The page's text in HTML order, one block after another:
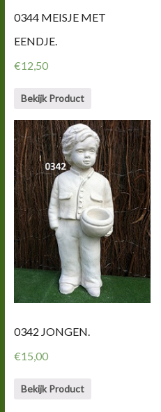
0344 MEISJE MET
EENDJE.
€12,50
Bekijk Product
0342 JONGEN.
€15,00
Bekijk Product